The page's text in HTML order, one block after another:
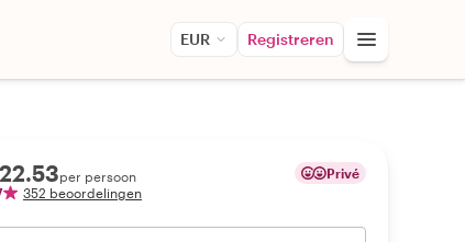
EUR Registreren
per persoon
352 beoordelingen
Privé